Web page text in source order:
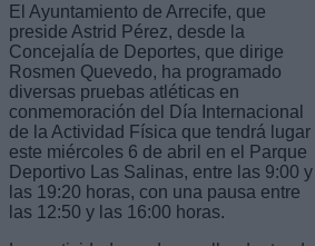
El Ayuntamiento de Arrecife, que
preside Astrid Pérez, desde la
Concejalía de Deportes, que dirige
Rosmen Quevedo, ha programado
diversas pruebas atléticas en
conmemoración del Día Internacional
de la Actividad Física que tendrá lugar
este miércoles 6 de abril en el Parque
Deportivo Las Salinas, entre las 9:00 y
las 19:20 horas, con una pausa entre
las 12:50 y las 16:00 horas.